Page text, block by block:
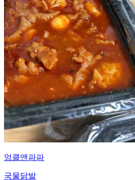
엉클앤파파
국물닭발